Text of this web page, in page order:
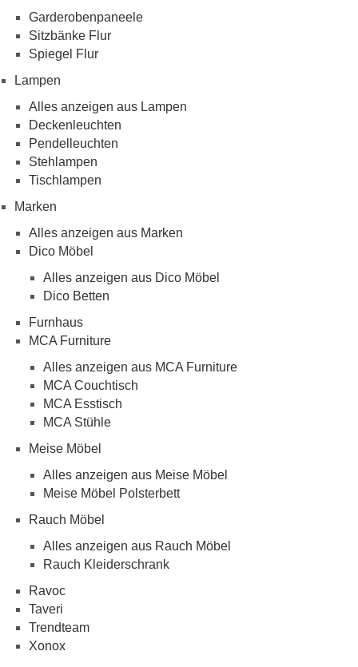
Garderobenpaneele
Sitzbänke Flur
Spiegel Flur
Lampen
Alles anzeigen aus Lampen
Deckenleuchten
Pendelleuchten
Stehlampen
Tischlampen
Marken
Alles anzeigen aus Marken
Dico Möbel
Alles anzeigen aus Dico Möbel
Dico Betten
Furnhaus
MCA Furniture
Alles anzeigen aus MCA Furniture
MCA Couchtisch
MCA Esstisch
MCA Stühle
Meise Möbel
Alles anzeigen aus Meise Möbel
Meise Möbel Polsterbett
Rauch Möbel
Alles anzeigen aus Rauch Möbel
Rauch Kleiderschrank
Ravoc
Taveri
Trendteam
Xonox